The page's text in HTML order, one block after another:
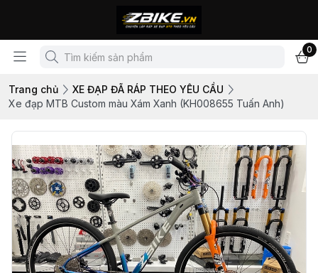
0
Trang chủ
XE ĐẠP ĐÃ RÁP THEO YÊU CẦU
Xe đạp MTB Custom màu Xám Xanh (KH008655 Tuấn Anh)